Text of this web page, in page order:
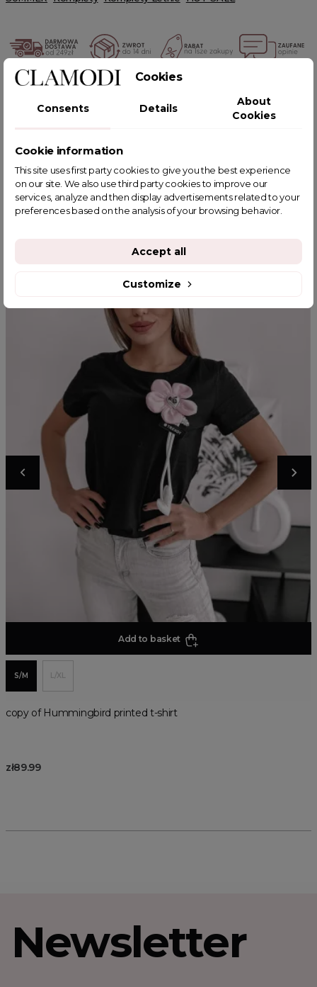
POWIĄZANE TAGI
YOU MIGHT ALSO LIKE
Add to basket
S/M L/XL
copy of Hummingbird printed t-shirt
zł89.99
Newsletter
Cookies
Consents Details
About
Cookies
Cookie information
This site uses first party cookies to give you the best experience
on our site. We also use third party cookies to improve our
services, analyze and then display advertisements related to your
preferences based on the analysis of your browsing behavior.
Customize
Accept all